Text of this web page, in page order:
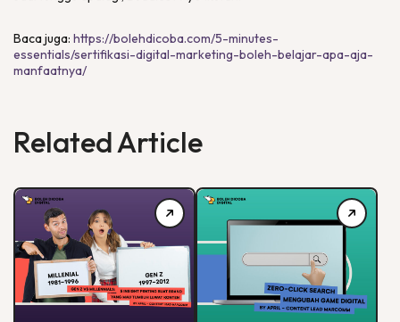
Baca juga: https://bolehdicoba.com/5-minutes-
essentials/sertifikasi-digital-marketing-boleh-belajar-apa-aja-
manfaatnya/
Related Article